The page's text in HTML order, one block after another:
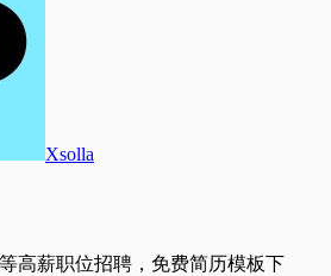
Xsolla
高薪职位招聘，免费简历模板下